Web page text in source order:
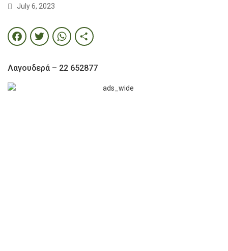
July 6, 2023
Facebook
Twitter
WhatsApp
Share
Λαγουδερά – 22 652877